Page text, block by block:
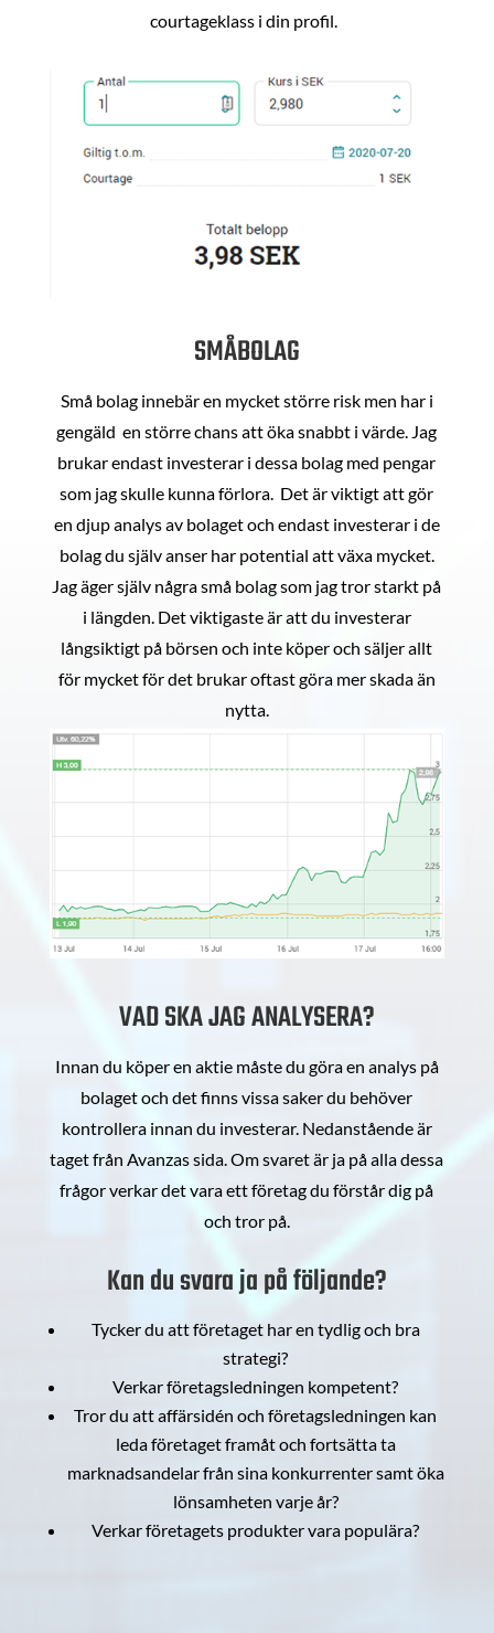
courtageklass i din profil.
SMÅBOLAG
Små bolag innebär en mycket större risk men har i
gengäld en större chans att öka snabbt i värde. Jag
brukar endast investerar i dessa bolag med pengar
som jag skulle kunna förlora. Det är viktigt att gör
en djup analys av bolaget och endast investerar i de
bolag du själv anser har potential att växa mycket.
Jag äger själv några små bolag som jag tror starkt på
i längden. Det viktigaste är att du investerar
långsiktigt på börsen och inte köper och säljer allt
för mycket för det brukar oftast göra mer skada än
nytta.
VAD SKA JAG ANALYSERA?
Innan du köper en aktie måste du göra en analys på
bolaget och det finns vissa saker du behöver
kontrollera innan du investerar. Nedanstående är
taget från Avanzas sida. Om svaret är ja på alla dessa
frågor verkar det vara ett företag du förstår dig på
och tror på.
Kan du svara ja på följande?
Tycker du att företaget har en tydlig och bra
strategi?
Verkar företagsledningen kompetent?
Tror du att affärsidén och företagsledningen kan
leda företaget framåt och fortsätta ta
marknadsandelar från sina konkurrenter samt öka
lönsamheten varje år?
Verkar företagets produkter vara populära?